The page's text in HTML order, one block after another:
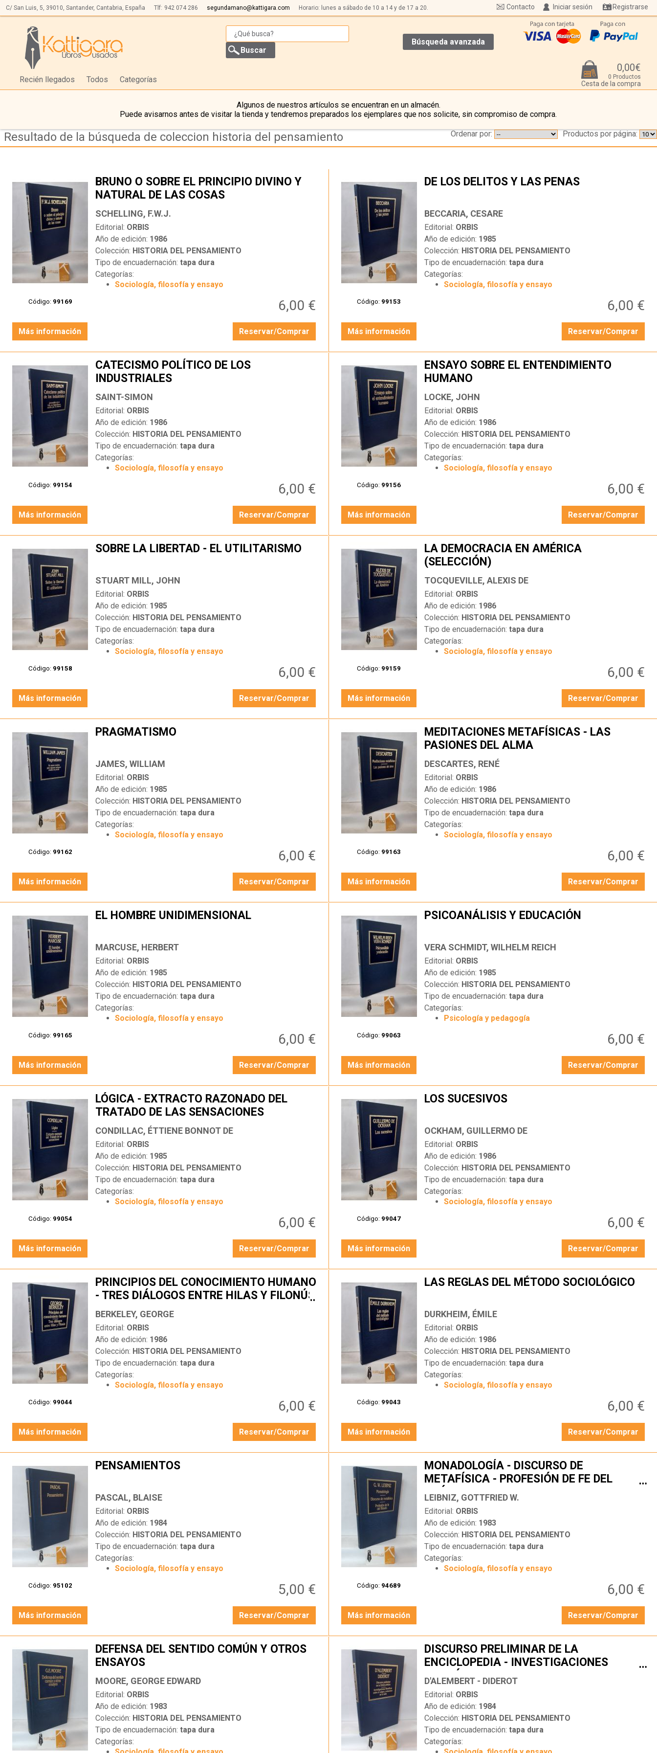
C/ San Luis, 5, 39010, Santander, Cantabria, España Tlf: 942 074 286 segundamano@kattigara.com Horario: lunes a sábado de 10 a 14 y de 17 a 20. Iniciar sesión Registrarse
Contacto
Búsqueda avanzada
Recién llegados Todos Categorías
0,00€
0 Productos
Cesta de la compra
Algunos de nuestros artículos se encuentran en un almacén.
Puede avisarnos antes de visitar la tienda y tendremos preparados los ejemplares que nos solicite, sin compromiso de compra.
Resultado de la búsqueda de coleccion historia del pensamiento Productos por página:
Ordenar por:
Código: 99169
BRUNO O SOBRE EL PRINCIPIO DIVINO Y
NATURAL DE LAS COSAS
SCHELLING, F.W.J.
Editorial: ORBIS
Año de edición: 1986
Colección: HISTORIA DEL PENSAMIENTO
Tipo de encuadernación:tapa dura
Categorías:
Sociología, filosofía y ensayo
6,00 €
Más información Reservar/Comprar
Código: 99153
DE LOS DELITOS Y LAS PENAS
BECCARIA, CESARE
Editorial: ORBIS
Año de edición: 1985
Colección: HISTORIA DEL PENSAMIENTO
Tipo de encuadernación: tapa dura
Categorías:
Sociología, filosofía y ensayo
6,00 €
Más información Reservar/Comprar
Código: 99154
CATECISMO POLÍTICO DE LOS
INDUSTRIALES
SAINT-SIMON
Editorial: ORBIS
Año de edición: 1986
Colección: HISTORIA DEL PENSAMIENTO
Tipo de encuadernación:tapa dura
Categorías:
Sociología, filosofía y ensayo
6,00 €
Más información Reservar/Comprar
Código: 99156
ENSAYO SOBRE EL ENTENDIMIENTO
HUMANO
LOCKE, JOHN
Editorial: ORBIS
Año de edición: 1986
Colección: HISTORIA DEL PENSAMIENTO
Tipo de encuadernación: tapa dura
Categorías:
Sociología, filosofía y ensayo
6,00 €
Más información Reservar/Comprar
Código: 99158
SOBRE LA LIBERTAD - EL UTILITARISMO
STUART MILL, JOHN
Editorial: ORBIS
Año de edición: 1985
Colección: HISTORIA DEL PENSAMIENTO
Tipo de encuadernación:tapa dura
Categorías:
Sociología, filosofía y ensayo
6,00 €
Más información Reservar/Comprar
Código: 99159
LA DEMOCRACIA EN AMÉRICA
(SELECCIÓN)
TOCQUEVILLE, ALEXIS DE
Editorial: ORBIS
Año de edición: 1986
Colección: HISTORIA DEL PENSAMIENTO
Tipo de encuadernación: tapa dura
Categorías:
Sociología, filosofía y ensayo
6,00 €
Más información Reservar/Comprar
Código: 99162
PRAGMATISMO
JAMES, WILLIAM
Editorial: ORBIS
Año de edición: 1985
Colección: HISTORIA DEL PENSAMIENTO
Tipo de encuadernación:tapa dura
Categorías:
Sociología, filosofía y ensayo
6,00 €
Más información Reservar/Comprar
Código: 99163
MEDITACIONES METAFÍSICAS - LAS
PASIONES DEL ALMA
DESCARTES, RENÉ
Editorial: ORBIS
Año de edición: 1986
Colección: HISTORIA DEL PENSAMIENTO
Tipo de encuadernación: tapa dura
Categorías:
Sociología, filosofía y ensayo
6,00 €
Más información Reservar/Comprar
Código: 99165
EL HOMBRE UNIDIMENSIONAL
MARCUSE, HERBERT
Editorial: ORBIS
Año de edición: 1985
Colección: HISTORIA DEL PENSAMIENTO
Tipo de encuadernación:tapa dura
Categorías:
Sociología, filosofía y ensayo
6,00 €
Más información Reservar/Comprar
Código: 99063
PSICOANÁLISIS Y EDUCACIÓN
VERA SCHMIDT, WILHELM REICH
Editorial: ORBIS
Año de edición: 1985
Colección: HISTORIA DEL PENSAMIENTO
Tipo de encuadernación: tapa dura
Categorías:
Psicología y pedagogía
6,00 €
Más información Reservar/Comprar
Código: 99054
LÓGICA - EXTRACTO RAZONADO DEL
TRATADO DE LAS SENSACIONES
CONDILLAC, ÉTTIENE BONNOT DE
Editorial: ORBIS
Año de edición: 1985
Colección: HISTORIA DEL PENSAMIENTO
Tipo de encuadernación:tapa dura
Categorías:
Sociología, filosofía y ensayo
6,00 €
Más información Reservar/Comprar
Código: 99047
LOS SUCESIVOS
OCKHAM, GUILLERMO DE
Editorial: ORBIS
Año de edición: 1986
Colección: HISTORIA DEL PENSAMIENTO
Tipo de encuadernación: tapa dura
Categorías:
Sociología, filosofía y ensayo
6,00 €
Más información Reservar/Comprar
Código: 99044
PRINCIPIOS DEL CONOCIMIENTO HUMANO
- TRES DIÁLOGOS ENTRE HILAS Y FILONÚS
…
BERKELEY, GEORGE
Editorial: ORBIS
Año de edición: 1986
Colección: HISTORIA DEL PENSAMIENTO
Tipo de encuadernación:tapa dura
Categorías:
Sociología, filosofía y ensayo
6,00 €
Más información Reservar/Comprar
Código: 99043
LAS REGLAS DEL MÉTODO SOCIOLÓGICO
DURKHEIM, ÉMILE
Editorial: ORBIS
Año de edición: 1986
Colección: HISTORIA DEL PENSAMIENTO
Tipo de encuadernación: tapa dura
Categorías:
Sociología, filosofía y ensayo
6,00 €
Más información Reservar/Comprar
Código: 95102
PENSAMIENTOS
PASCAL, BLAISE
Editorial: ORBIS
Año de edición: 1984
Colección: HISTORIA DEL PENSAMIENTO
Tipo de encuadernación:tapa dura
Categorías:
Sociología, filosofía y ensayo
5,00 €
Más información Reservar/Comprar
Código: 94689
MONADOLOGÍA - DISCURSO DE
METAFÍSICA - PROFESIÓN DE FE DEL
FILÓSOFO
…
LEIBNIZ, GOTTFRIED W.
Editorial: ORBIS
Año de edición: 1983
Colección: HISTORIA DEL PENSAMIENTO
Tipo de encuadernación: tapa dura
Categorías:
Sociología, filosofía y ensayo
6,00 €
Más información Reservar/Comprar
DEFENSA DEL SENTIDO COMÚN Y OTROS
ENSAYOS
MOORE, GEORGE EDWARD
Editorial: ORBIS
Año de edición: 1983
Colección: HISTORIA DEL PENSAMIENTO
Tipo de encuadernación:tapa dura
Categorías:
DISCURSO PRELIMINAR DE LA
ENCICLOPEDIA - INVESTIGACIONES
FILOSÓFICAS SOBRE EL ORIGEN Y
NATURALEZA DE LO BELLO
…
D'ALEMBERT - DIDEROT
Editorial: ORBIS
Año de edición: 1984
Colección: HISTORIA DEL PENSAMIENTO
Tipo de encuadernación: tapa dura
Categorías: